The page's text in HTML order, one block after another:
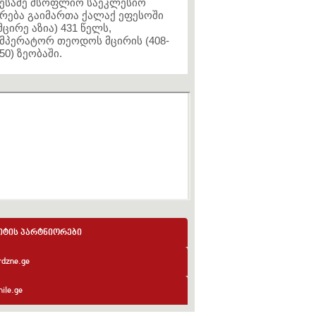
მსოფლიო საეკლესიო
გაიმართა ქალაქ ეფესოში
აზია) 431 წელს,
თეოდოს მცირის (408-
ზეობაში.
პარტნიორები